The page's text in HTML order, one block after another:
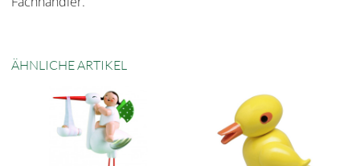
ÄHNLICHE ARTIKEL